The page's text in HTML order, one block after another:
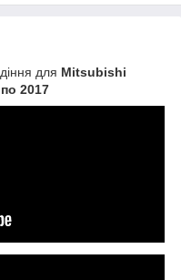
для Mitsubishi
2017